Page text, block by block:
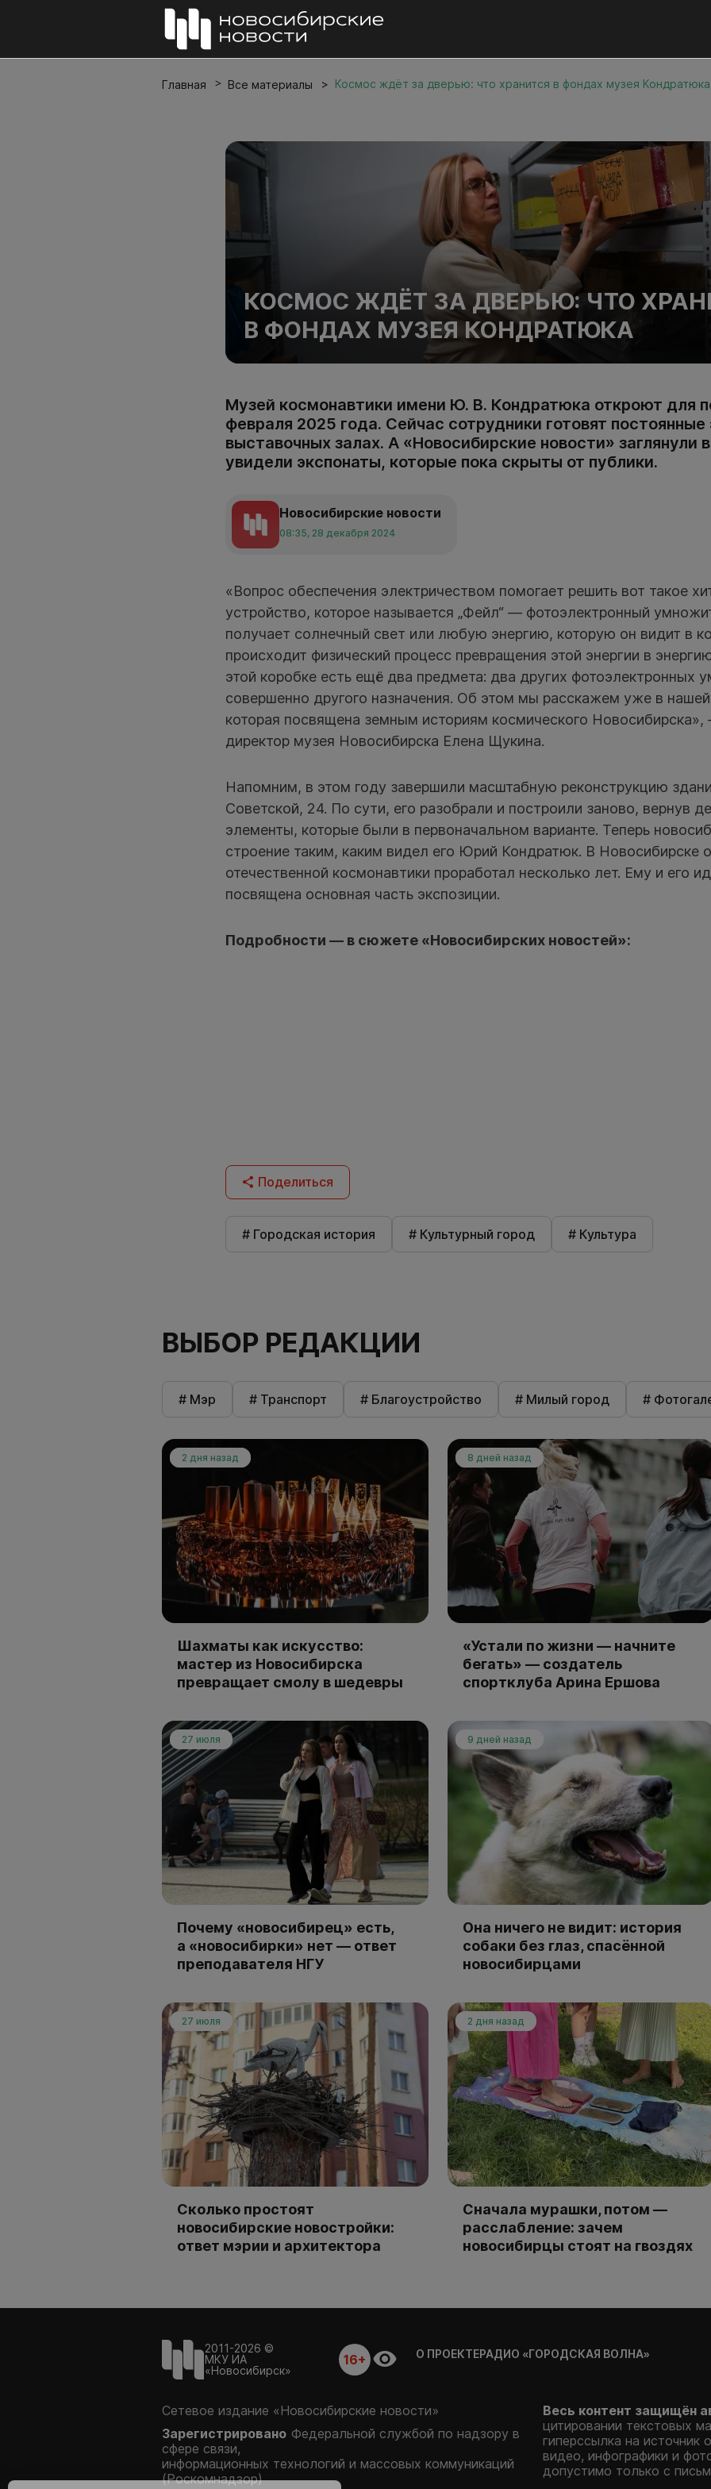
Главная Все материалы Космос ждёт за дверью: что хранится в фондах музея Кондратюка
КОСМОС ЖДЁТ ЗА ДВЕРЬЮ: ЧТО
В ФОНДАХ МУЗЕЯ КОНДРАТЮКА
Музей космонавтики имени Ю. В. Кондратюка откроют для
февраля 2025 года. Сейчас сотрудники готовят постоянные
выставочных залах. А «Новосибирские новости» заглянули
увидели экспонаты, которые пока скрыты от публики.
Новосибирские новости
08:35, 28 декабря 2024
«Вопрос обеспечения электричеством помогает решить вот такое
устройство, которое называется „Фейл“ — фотоэлектронный
получает солнечный свет или любую энергию, которую он видит в
происходит физический процесс превращения этой энергии в
этой коробке есть ещё два предмета: два других фотоэлектронных
совершенно другого назначения. Об этом мы расскажем уже в
которая посвящена земным историям космического
директор музея Новосибирска Елена Щукина.
Напомним, в этом году завершили масштабную реконструкцию
Советской, 24. По сути, его разобрали и построили заново, вернув
элементы, которые были в первоначальном варианте. Теперь
строение таким, каким видел его Юрий Кондратюк. В Новосибирске
отечественной космонавтики проработал несколько лет. Ему и его
посвящена основная часть экспозиции.
Подробности — в сюжете «Новосибирских новостей»:
Поделиться
# Городская история # Культурный город # Культура
ВЫБОР РЕДАКЦИИ
# Мэр # Транспорт # Благоустройство # Милый город #
2 дня назад
Шахматы как искусство:
мастер из Новосибирска
превращает смолу в шедевры
8 дней назад
«Устали по жизни — начните
бегать» — создатель
спортклуба Арина Ершова
27 июля
Почему «новосибирец» есть,
а «новосибирки» нет — ответ
преподавателя НГУ
9 дней назад
Она ничего не видит: история
собаки без глаз, спасённой
новосибирцами
27 июля
Сколько простоят
новосибирские новостройки:
ответ мэрии и архитектора
2 дня назад
Сначала мурашки, потом —
расслабление: зачем
новосибирцы стоят на гвоздях
2011-2026 ©
МКУ ИА
«Новосибирск»
16+ О ПРОЕКТЕРАДИО «ГОРОДСКАЯ ВОЛНА»
Сетевое издание «Новосибирские новости»
Зарегистрировано Федеральной службой по надзору в
сфере связи,
информационных технологий и массовых коммуникаций
(Роскомнадзор)
Весь контент защищён
цитировании текстовых
гиперссылка на источник
видео, инфографики и
допустимо только с